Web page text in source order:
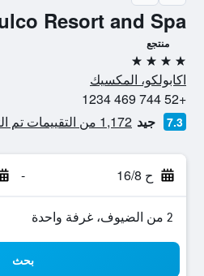
Resort and Spa
منتجع
4 نجوم
اكابولكو، المكسيك
+52 744 469 1234
7.3 جيد 1,172 من التقييمات تم التحقق منها
ح 16/8 -
2 من الضيوف، غرفة واحدة
بحث